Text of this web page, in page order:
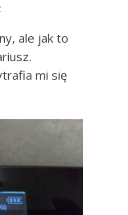
ale jak to
mi się